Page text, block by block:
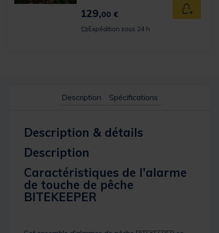
129,00 € Ajouter
Expédition sous 24 h
Description Spécifications
Description & détails
Description
Caractéristiques de l'alarme
de touche de pêche
BITEKEEPER